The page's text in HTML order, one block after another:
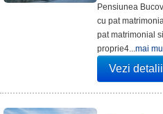
Pensiunea
cu pat
pat matrimonial
proprie4...mai
Vezi detalii